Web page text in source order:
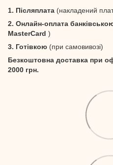
1. Післяплата (накладений
2. Онлайн-оплата
MasterCard )
3. Готівкою (при самовивозі)
Безкоштовна доставка при
2000 грн.